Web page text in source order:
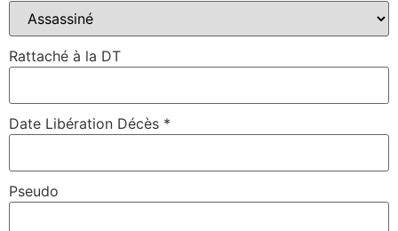
Rattaché à la DT
Date Libération Décès *
Pseudo